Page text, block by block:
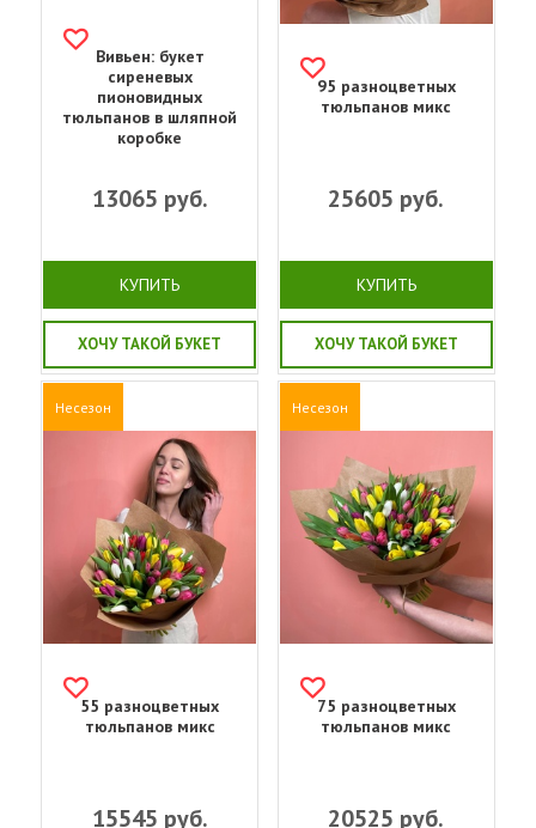
Вивьен: букет
сиреневых
пионовидных
тюльпанов в шляпной
коробке
13065 руб.
КУПИТЬ
ХОЧУ ТАКОЙ БУКЕТ
95 разноцветных
тюльпанов микс
25605 руб.
КУПИТЬ
ХОЧУ ТАКОЙ БУКЕТ
Несезон
55 разноцветных
тюльпанов микс
15545 руб.
Несезон
75 разноцветных
тюльпанов микс
20525 руб.